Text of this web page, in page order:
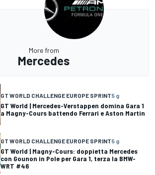
More from
Mercedes
GT WORLD CHALLENGE EUROPE SPRINT5 g
GT World | Mercedes-Verstappen domina Gara 1
a Magny-Cours battendo Ferrari e Aston Martin
GT WORLD CHALLENGE EUROPE SPRINT5 g
GT World | Magny-Cours: doppietta Mercedes
con Gounon in Pole per Gara 1, terza la BMW-
WRT #46